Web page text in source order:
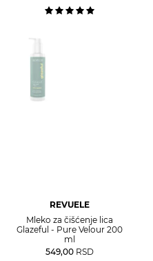
REVUELE
Mleko za čišćenje lica
Glazeful - Pure Velour 200
ml
549,00 RSD